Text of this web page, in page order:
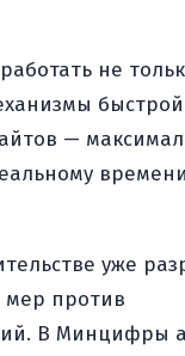
не
—
уже
мер против
В Минцифры